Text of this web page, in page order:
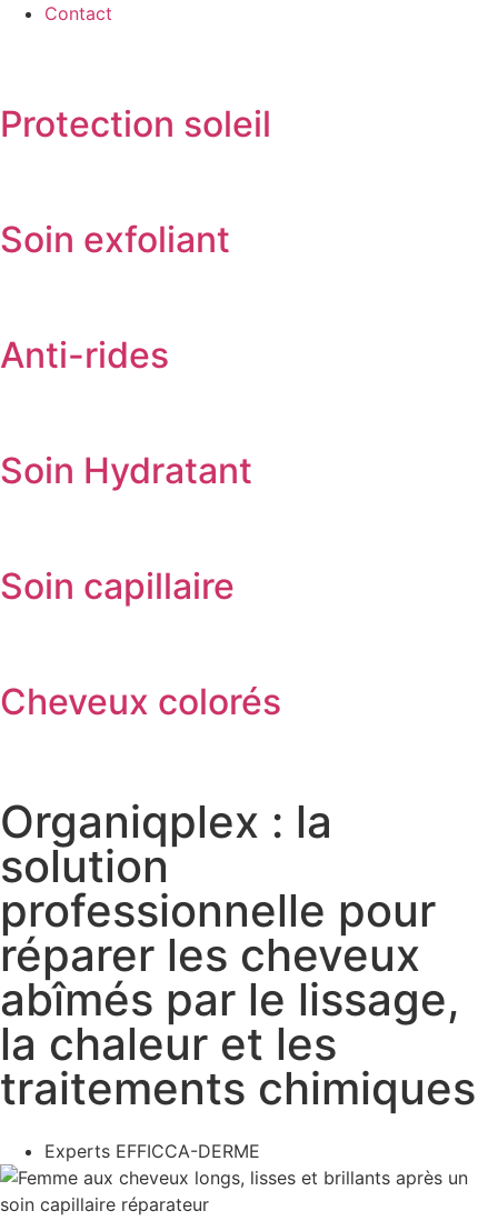
Contact
Protection soleil
Soin exfoliant
Anti-rides
Soin Hydratant
Soin capillaire
Cheveux colorés
Organiqplex : la
solution
professionnelle pour
réparer les cheveux
abîmés par le lissage,
la chaleur et les
traitements chimiques
Experts EFFICCA-DERME